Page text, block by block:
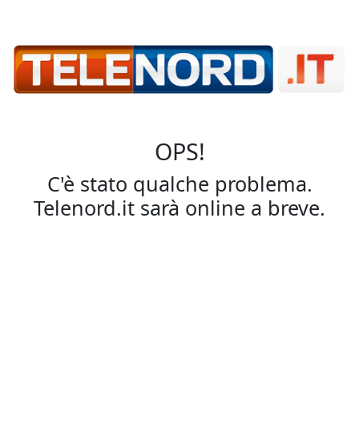
OPS!
C'è stato qualche problema.
Telenord.it sarà online a breve.